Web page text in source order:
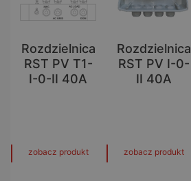
Rozdzielnica
RST PV T1-
I-0-II 40A
zobacz produkt
Rozdzielnica
RST PV I-0-
II 40A
zobacz produkt